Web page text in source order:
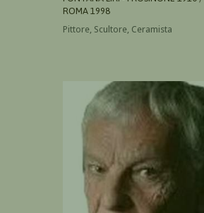
ROMA 1998
Pittore, Scultore, Ceramista